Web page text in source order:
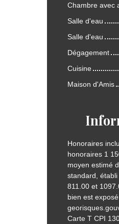
Chambre avec
Salle d'eau
Salle d'eau
Dégagement
Cuisine
Maison d'Amis
Honoraires
honoraires 1
moyen estimé
standard,
811.00 et
bien est
Carte T CPI